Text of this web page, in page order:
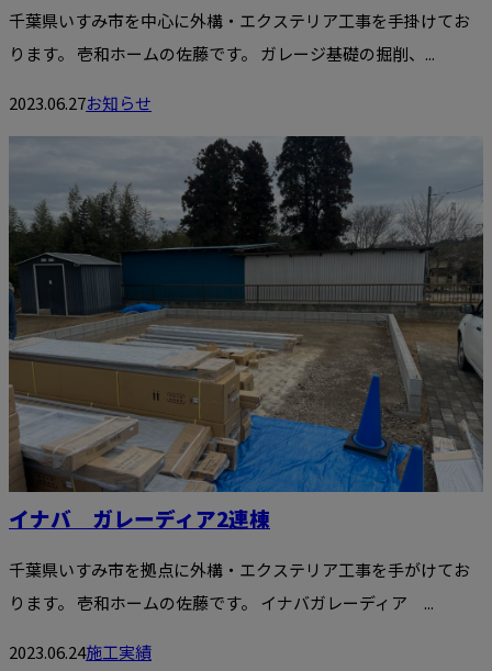
千葉県いすみ市を中心に外構・エクステリア工事を手掛けてお
ります。 壱和ホームの佐藤です。 ガレージ基礎の掘削、...
2023.06.27お知らせ
イナバ ガレーディア2連棟
千葉県いすみ市を拠点に外構・エクステリア工事を手がけてお
ります。 壱和ホームの佐藤です。 イナバガレーディア ...
2023.06.24施工実績